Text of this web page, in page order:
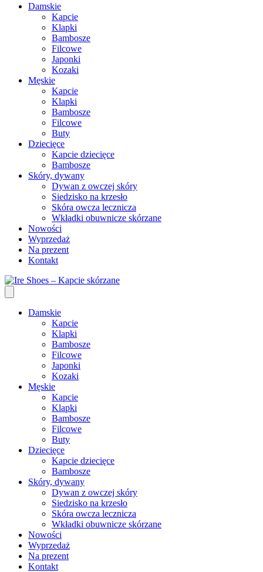
Damskie
Kapcie
Klapki
Bambosze
Filcowe
Japonki
Kozaki
Męskie
Kapcie
Klapki
Bambosze
Filcowe
Buty
Dziecięce
Kapcie dziecięce
Bambosze
Skóry, dywany
Dywan z owczej skóry
Siedzisko na krzesło
Skóra owcza lecznicza
Wkładki obuwnicze skórzane
Nowości
Wyprzedaż
Na prezent
Kontakt
Damskie
Kapcie
Klapki
Bambosze
Filcowe
Japonki
Kozaki
Męskie
Kapcie
Klapki
Bambosze
Filcowe
Buty
Dziecięce
Kapcie dziecięce
Bambosze
Skóry, dywany
Dywan z owczej skóry
Siedzisko na krzesło
Skóra owcza lecznicza
Wkładki obuwnicze skórzane
Nowości
Wyprzedaż
Na prezent
Kontakt